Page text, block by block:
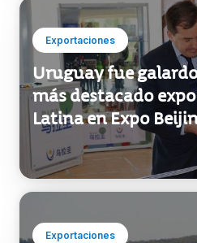
Exportaciones
Uruguay fue
más destacado
Latina en Expo
Exportaciones